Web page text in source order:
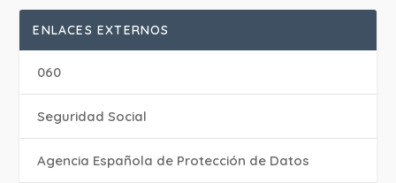
ENLACES EXTERNOS
060
Seguridad Social
Agencia Española de Protección de Datos